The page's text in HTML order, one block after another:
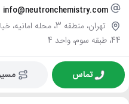
info@neutronchemistry.com
تهران، منطقه 3،
44، طبقه سوم، واحد 4
تماس